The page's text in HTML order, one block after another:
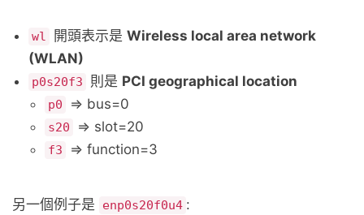
wl 開頭表示是 Wireless local area network
(WLAN)
p0s20f3 則是 PCI geographical location
p0 => bus=0
s20 => slot=20
f3 => function=3
另一個例子是 enp0s20f0u4 :